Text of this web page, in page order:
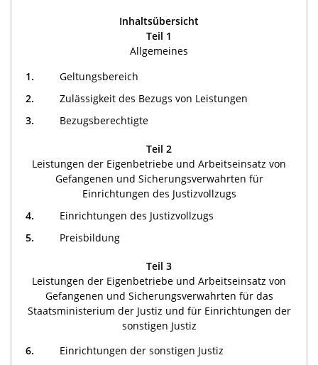
Inhaltsübersicht
Teil 1
Allgemeines
1.
Geltungsbereich
2.
Zulässigkeit des Bezugs von Leistungen
3.
Bezugsberechtigte
Teil 2
Leistungen der Eigenbetriebe und Arbeitseinsatz von
Gefangenen und Sicherungsverwahrten für
Einrichtungen des Justizvollzugs
4.
Einrichtungen des Justizvollzugs
5.
Preisbildung
Teil 3
Leistungen der Eigenbetriebe und Arbeitseinsatz von
Gefangenen und Sicherungsverwahrten für das
Staatsministerium der Justiz und für Einrichtungen der
sonstigen Justiz
6.
Einrichtungen der sonstigen Justiz